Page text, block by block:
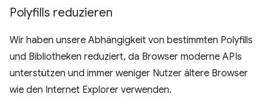
Polyfills reduzieren
Wir haben unsere Abhängigkeit von bestimmten Polyfills
und Bibliotheken reduziert, da Browser moderne APIs
unterstützen und immer weniger Nutzer ältere Browser
wie den Internet Explorer verwenden.